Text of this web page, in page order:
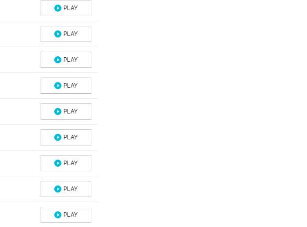
PLAY
PLAY
PLAY
PLAY
PLAY
PLAY
PLAY
PLAY
PLAY